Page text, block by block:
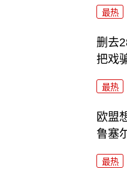
最热
删去
把戏
最热
欧盟
鲁塞
最热